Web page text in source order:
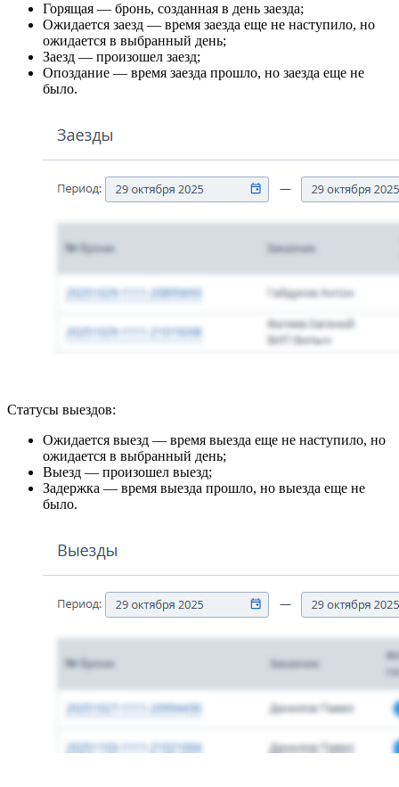
Горящая — бронь, созданная в день заезда;
Ожидается заезд — время заезда еще не наступило, но
ожидается в выбранный день;
Заезд — произошел заезд;
Опоздание — время заезда прошло, но заезда еще не
было.
Статусы выездов:
Ожидается выезд — время выезда еще не наступило, но
ожидается в выбранный день;
Выезд — произошел выезд;
Задержка — время выезда прошло, но выезда еще не
было.